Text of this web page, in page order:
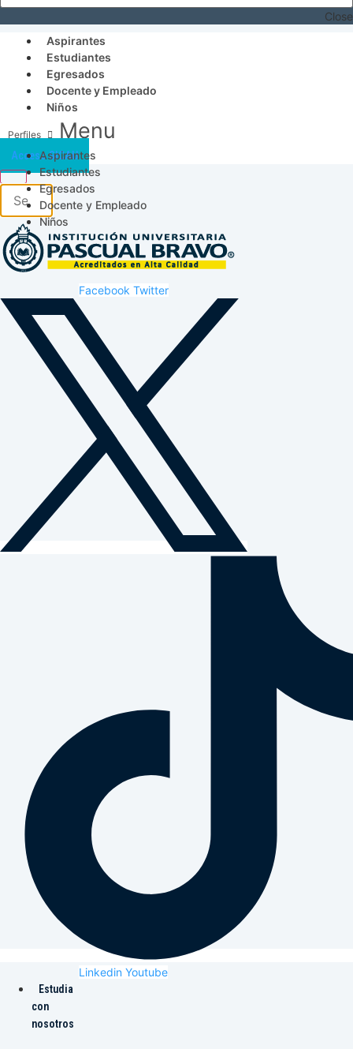
Close
Aspirantes
Estudiantes
Egresados
Docente y Empleado
Niños
Menu
Aspirantes
Estudiantes
Egresados
Docente y Empleado
Niños
Acceso SICAU
Facebook Twitter
Linkedin Youtube
Estudia
con
nosotros